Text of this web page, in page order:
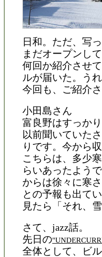
日和。ただ、写
まだオープンし
何回か紹介させ
ルが届いた。うれ
今回も、ご紹介
小田島さん
富良野はすっか
以前聞いていた
りです。今から
こちらは、多少
らいあったよう
からは徐々に寒
との予報も出て
見たら「それ、
さて、jazz話。
先日の
全体として、ビ